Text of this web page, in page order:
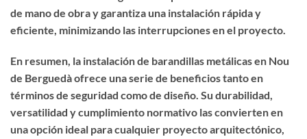
de mano de obra y garantiza una instalación rápida y
eficiente, minimizando las interrupciones en el proyecto.
En resumen, la instalación de barandillas metálicas en Nou
de Berguedà ofrece una serie de beneficios tanto en
términos de seguridad como de diseño. Su durabilidad,
versatilidad y cumplimiento normativo las convierten en
una opción ideal para cualquier proyecto arquitectónico,